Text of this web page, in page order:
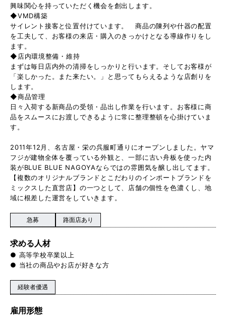
興味関心を持っていただく機会を創出します。
◆VMD構築
サイレント接客と位置付けています。 商品の陳列や什器の配置
を工夫して、お客様の来店・購入のきっかけとなる導線作りをし
ます。
◆店内環境整備・維持
まずは毎日店内外の清掃をしっかりと行います。そしてお客様が
「楽しかった。また来たい。」と思ってもらえるような店創りを
します。
◆商品管理
日々入荷する新商品の受領・品出し作業を行います。お客様に商
品をスムースにお渡しできるように常に整理整頓を心掛けていま
す。
2011年12月、名古屋・栄の呉服町通りにオープンしました。ヤマ
フジが建物全体を覆っている外観と、一部に古い舟板を使った内
装がBLUE BLUE NAGOYAならではの雰囲気を醸し出してます。
【複数のオリジナルブランドとこだわりのインポートブランドを
ミックスした直営店】の一つとして、店舗の個性を色濃くし、地
域に根差した運営をしていきます。
急募 路面店あり
求める人材
● 高等学校卒業以上
● 当社の商品やお店が好きな方
経験者優遇
雇用形態